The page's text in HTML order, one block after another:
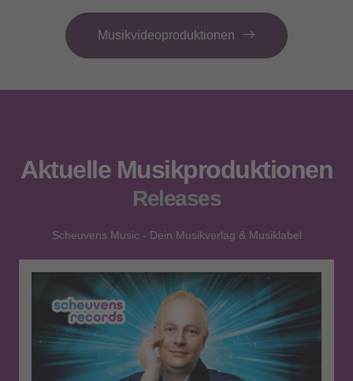
Musikvideoproduktionen
Aktuelle Musikproduktionen
Releases
Scheuvens Music - Dein Musikverlag & Musiklabel